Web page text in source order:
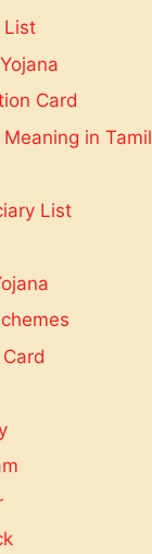
List
Card
in Tamil
List